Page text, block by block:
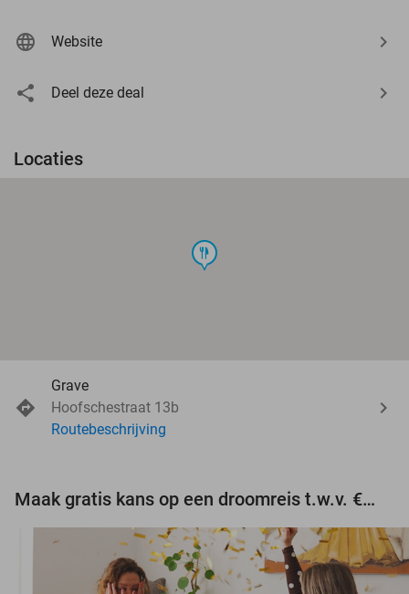
Website
Deel deze deal
Locaties
food
Grave
Hoofschestraat 13b
Routebeschrijving
Maak gratis kans op een droomreis t.w.v. €3.000!